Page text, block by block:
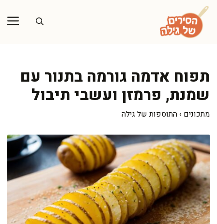
לדלג
לתוכן
תפוח אדמה גורמה בתנור עם
שמנת, פרמזן ועשבי תיבול
מתכונים › התוספות של גילה